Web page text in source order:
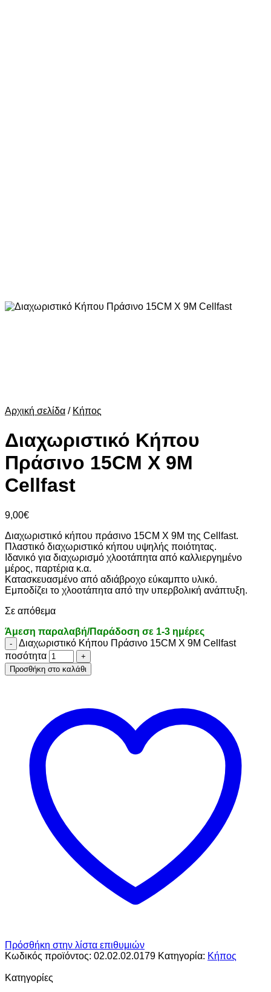
Αρχική σελίδα / Κήπος
Διαχωριστικό Κήπου
Πράσινο 15CM X 9M
Cellfast
9,00€
Διαχωριστικό κήπου πράσινο 15CM X 9M της Cellfast.
Πλαστικό διαχωριστικό κήπου υψηλής ποιότητας.
Ιδανικό για διαχωρισμό χλοοτάπητα από καλλιεργημένο
μέρος, παρτέρια κ.α.
Κατασκευασμένο από αδιάβροχο εύκαμπτο υλικό.
Εμποδίζει το χλοοτάπητα από την υπερβολική ανάπτυξη.
Σε απόθεμα
Άμεση παραλαβή/Παράδοση σε 1-3 ημέρες
Διαχωριστικό Κήπου Πράσινο 15CM X 9M Cellfast
ποσότητα
Προσθήκη στο καλάθι
Πρόσθήκη στην λίστα επιθυμιών
Κωδικός προϊόντος: 02.02.02.0179 Κατηγορία: Κήπος
Κατηγορίες